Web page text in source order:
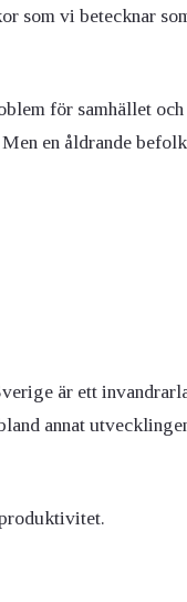
som vi betecknar
för samhället
Men en åldrande
är ett
annat